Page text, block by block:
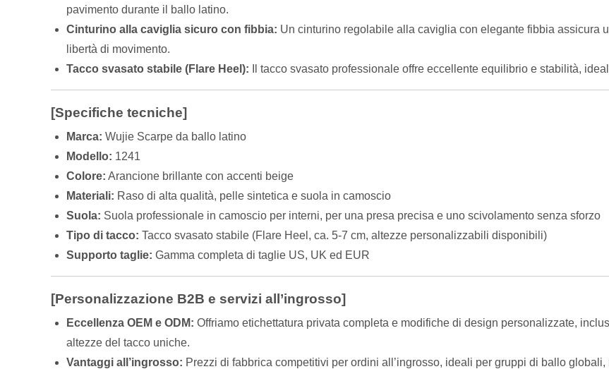
pavimento durante il ballo latino.
Cinturino alla caviglia sicuro con fibbia: Un cinturino regolabile alla caviglia con elegante fibbia assicura
libertà di movimento.
Tacco svasato stabile (Flare Heel): Il tacco svasato professionale offre eccellente equilibrio e stabilità,
[Specifiche tecniche]
Marca: Wujie Scarpe da ballo latino
Modello: 1241
Colore: Arancione brillante con accenti beige
Materiali: Raso di alta qualità, pelle sintetica e suola in camoscio
Suola: Suola professionale in camoscio per interni, per una presa precisa e uno scivolamento senza sforzo
Tipo di tacco: Tacco svasato stabile (Flare Heel, ca. 5-7 cm, altezze personalizzabili disponibili)
Supporto taglie: Gamma completa di taglie US, UK ed EUR
[Personalizzazione B2B e servizi all’ingrosso]
Eccellenza OEM e ODM: Offriamo etichettatura privata completa e modifiche di design personalizzate,
altezze del tacco uniche.
Vantaggi all’ingrosso: Prezzi di fabbrica competitivi per ordini all’ingrosso, ideali per gruppi di ballo